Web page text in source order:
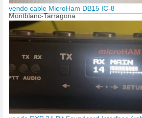
vendo cable MicroHam DB15 IC-8
Montblanc-Tarragona